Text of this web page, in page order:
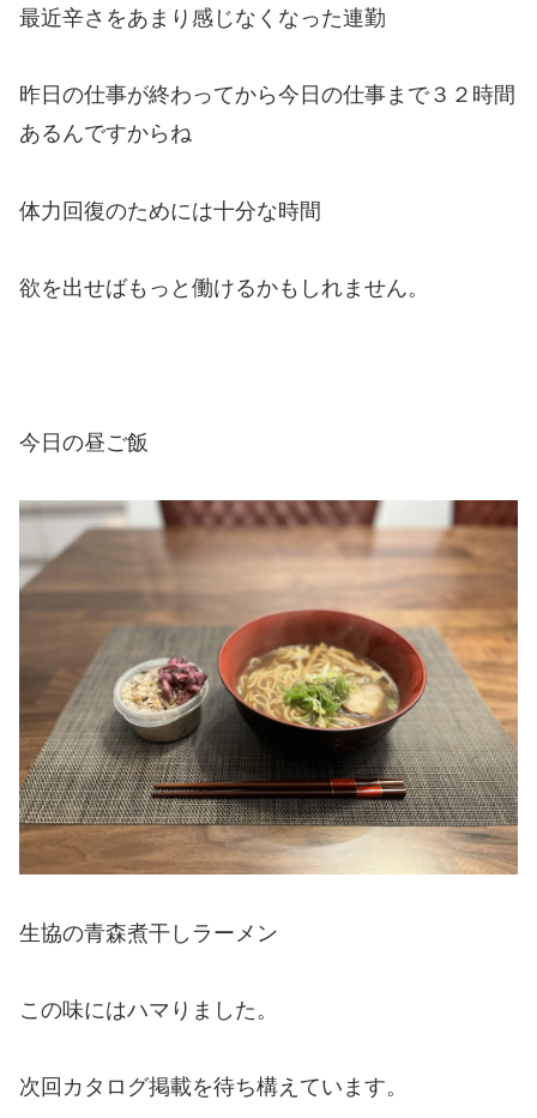
最近辛さをあまり感じなくなった連勤
昨日の仕事が終わってから今日の仕事まで３２時間
あるんですからね
体力回復のためには十分な時間
欲を出せばもっと働けるかもしれません。
今日の昼ご飯
生協の青森煮干しラーメン
この味にはハマりました。
次回カタログ掲載を待ち構えています。